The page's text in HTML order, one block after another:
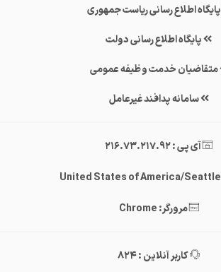
پایگاه اطلاع رسانی ریاست جمهوری
پایگاه اطلاع رسانی دولت
متقاضیان خدمت وظیفه عمومی
سامانه پدافند غیرعامل
آی پی : 216.73.217.92
مرورگر: Chrome
کاربر آنلاین : 824